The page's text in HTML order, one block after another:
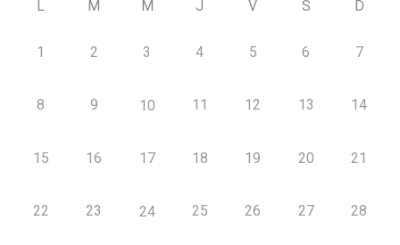
L M M J V S D
1 2 3 4 5 6 7
8 9 10 11 12 13 14
15 16 17 18 19 20 21
22 23 24 25 26 27 28